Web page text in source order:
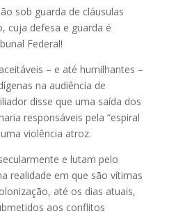
sob guarda de cláusulas
cuja defesa e guarda é
Federal!
– e até humilhantes –
na audiência de
disse que uma saída dos
responsáveis pela “espiral
violência atroz.
e lutam pelo
realidade em que são vítimas
até os dias atuais,
aos conflitos